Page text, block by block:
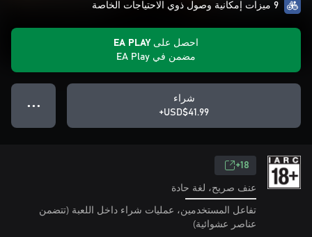
9 ميزات إمكانية وصول ذوي الاحتياجات الخاصة
احصل على EA PLAY
مضمن في EA Play
شراء
USD$41.99+
● ● ●
18+
عنف صريح، لغة حادة
تفاعل المستخدمين، عمليات شراء داخل اللعبة (تتضمن
عناصر عشوائية)